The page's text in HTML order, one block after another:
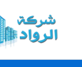
المحتوى